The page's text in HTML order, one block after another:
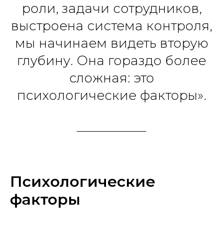
роли, задачи сотрудников,
выстроена система контроля,
мы начинаем видеть вторую
глубину. Она гораздо более
сложная: это
психологические факторы».
Психологические
факторы